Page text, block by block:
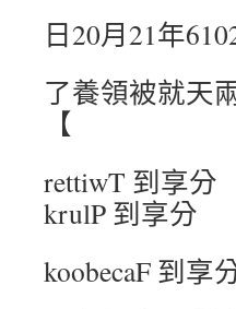
日20月21年
了養領被就天
【
rettiwT 到享分
krulP 到享分
koobecaF 到享